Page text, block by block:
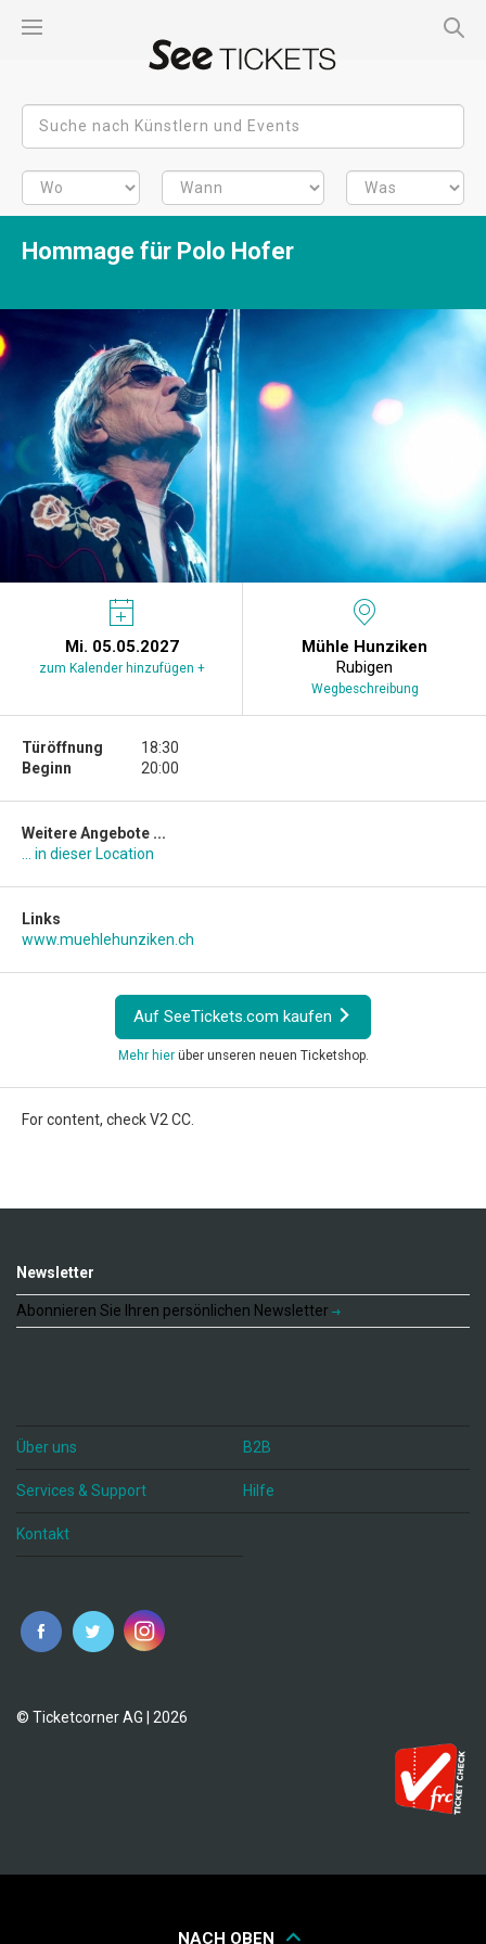
Hommage für Polo Hofer
Mi. 05.05.2027
zum Kalender hinzufügen +
Mühle Hunziken
Rubigen
Wegbeschreibung
Türöffnung
Beginn
18:30
20:00
Weitere Angebote ...
... in dieser Location
Links
www.muehlehunziken.ch
Auf SeeTickets.com kaufen
Mehr hierüber unseren neuen Ticketshop.
For content, check V2 CC.
Newsletter
Abonnieren Sie Ihren persönlichen Newsletter
Über uns B2B
Services & Support Hilfe
Kontakt
© Ticketcorner AG | 2026
NACH OBEN